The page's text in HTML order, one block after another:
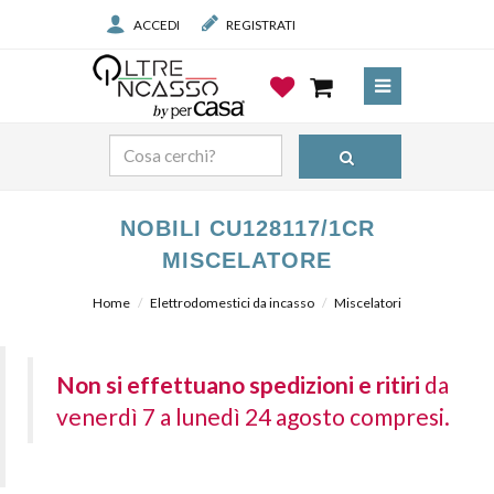
ACCEDI REGISTRATI
NOBILI CU128117/1CR
MISCELATORE
Home Elettrodomestici da incasso Miscelatori
Non si effettuano spedizioni e ritiri da
venerdì 7 a lunedì 24 agosto compresi.